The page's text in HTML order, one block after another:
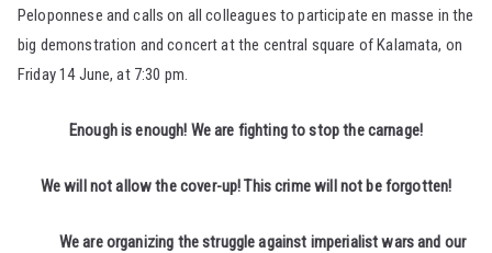
Peloponnese and calls on all colleagues to participate en masse in the
big demonstration and concert at the central square of Kalamata, on
Friday 14 June, at 7:30 pm.
Enough is enough! We are fighting to stop the carnage!
We will not allow the cover-up! This crime will not be forgotten!
We are organizing the struggle against imperialist wars and our